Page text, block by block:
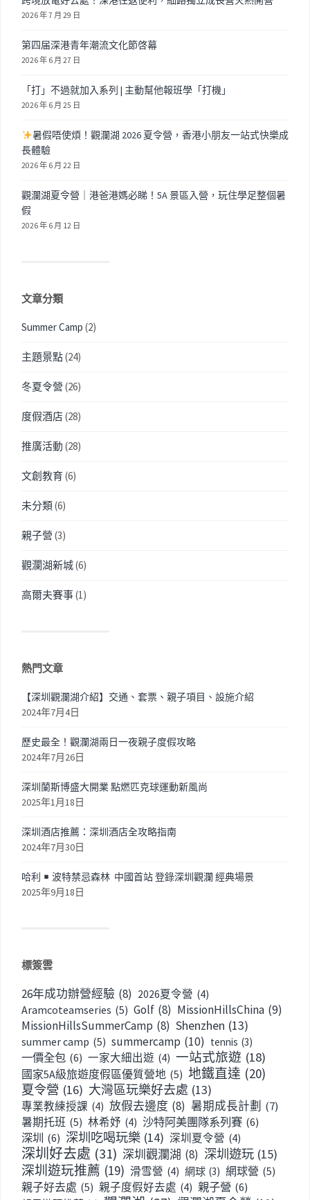
2026 年 7 月 29 日
第四届深港青年潮流文化節啓幕
2026 年 6 月 27 日
「打」不過就加入系列 | 主動幫他報班學「打機」
2026 年 6 月 25 日
暑假唔使煩！觀瀾湖 2026 夏令營，香港小朋友一站式快樂成
長體驗
2026 年 6 月 22 日
觀瀾湖夏令營｜港爸港媽必睇！5A 景區入營，玩住學足整個暑
假
2026 年 6 月 12 日
文章分類
Summer Camp (2)
主題景點(24)
冬夏令營 (26)
度假酒店(28)
推廣活動 (28)
文創教育 (6)
未分類(6)
親子營 (3)
觀瀾湖新城(6)
高爾夫賽事(1)
熱門文章
【深圳觀瀾湖介紹】交通、套票、親子項目、設施介紹
2024年7月4日
歷史最全！觀瀾湖兩日一夜親子度假攻略
2024年7月26日
深圳蘭斯博盛大開業 點燃匹克球運動新風尚
2025年1月18日
深圳酒店推薦：深圳酒店全攻略指南
2024年7月30日
哈利
波特禁忌森林 中國首站 登錄深圳觀瀾 經典場景
2025年9月18日
標簽雲
26年成功辦營經驗 (8) 2026夏令營 (4)
Aramcoteamseries (5) Golf (8) MissionHillsChina (9)
MissionHillsSummerCamp (8) Shenzhen (13)
summer camp (5) summercamp (10) tennis (3)
一價全包 (6) 一家大細出遊 (4) 一站式旅遊 (18)
國家5A級旅遊度假區優質營地 (5) 地鐵直達 (20)
夏令營 (16) 大灣區玩樂好去處 (13)
專業教練授課 (4) 放假去邊度 (8) 暑期成長計劃 (7)
暑期托班 (5) 林希妤 (4) 沙特阿美團隊系列賽 (6)
深圳 (6) 深圳吃喝玩樂 (14) 深圳夏令營 (4)
深圳好去處 (31) 深圳觀瀾湖 (8) 深圳遊玩 (15)
深圳遊玩推薦 (19) 滑雪營 (4) 網球 (3) 網球營 (5)
親子好去處 (5) 親子度假好去處 (4) 親子營 (6)